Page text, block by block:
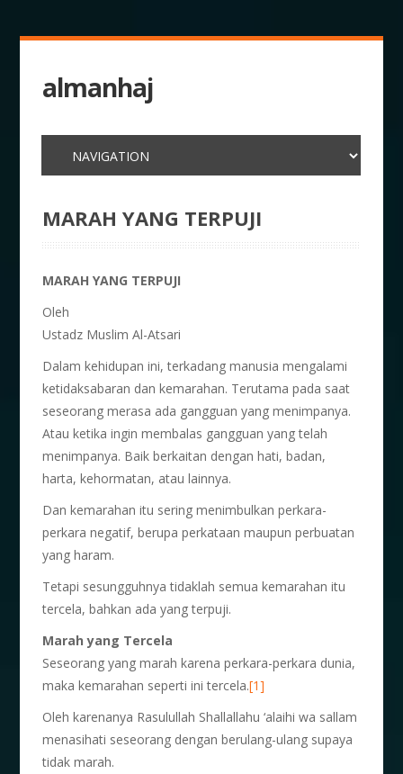
almanhaj
MARAH YANG TERPUJI
MARAH YANG TERPUJI
Oleh
Ustadz Muslim Al-Atsari
Dalam kehidupan ini, terkadang manusia mengalami
ketidaksabaran dan kemarahan. Terutama pada saat
seseorang merasa ada gangguan yang menimpanya.
Atau ketika ingin membalas gangguan yang telah
menimpanya. Baik berkaitan dengan hati, badan,
harta, kehormatan, atau lainnya.
Dan kemarahan itu sering menimbulkan perkara-
perkara negatif, berupa perkataan maupun perbuatan
yang haram.
Tetapi sesungguhnya tidaklah semua kemarahan itu
tercela, bahkan ada yang terpuji.
Marah yang Tercela
Seseorang yang marah karena perkara-perkara dunia,
maka kemarahan seperti ini tercela.[1]
Oleh karenanya Rasulullah Shallallahu ‘alaihi wa sallam
menasihati seseorang dengan berulang-ulang supaya
tidak marah.